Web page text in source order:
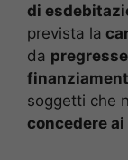
di
prevista la
da
soggetti che
concedere